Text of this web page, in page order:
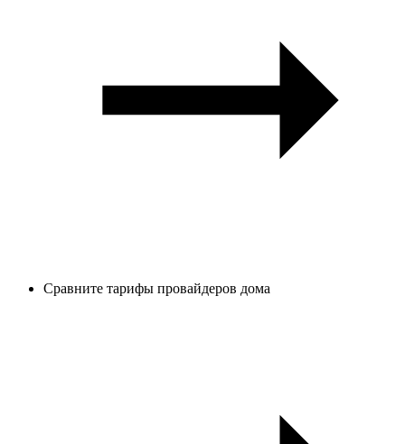
Сравните тарифы провайдеров дома